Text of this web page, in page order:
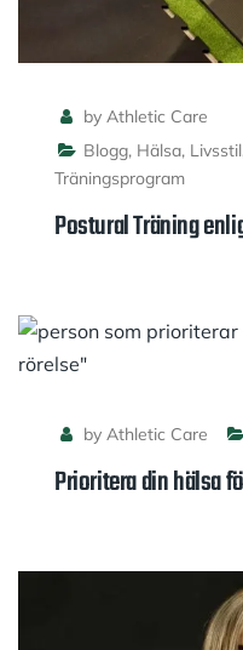
by Athletic Care
Blogg, Hälsa, Livsstil
Träningsprogram
Postural Träning
by Athletic Care
Prioritera din hälsa